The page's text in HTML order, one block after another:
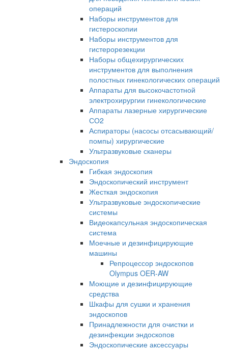
операций
Наборы инструментов для
гистероскопии
Наборы инструментов для
гистерорезекции
Наборы общехирургических
инструментов для выполнения
полостных гинекологических операций
Аппараты для высокочастотной
электрохирургии гинекологические
Аппараты лазерные хирургические
СО2
Аспираторы (насосы отсасывающий/
помпы) хирургические
Ультразвуковые сканеры
Эндоскопия
Гибкая эндоскопия
Эндоскопический инструмент
Жесткая эндоскопия
Ультразвуковые эндоскопические
системы
Видеокапсульная эндоскопическая
система
Моечные и дезинфицирующие
машины
Репроцессор эндоскопов
Olympus OER-AW
Моющие и дезинфицирующие
средства
Шкафы для сушки и хранения
эндоскопов
Принадлежности для очистки и
дезинфекции эндоскопов
Эндоскопические аксессуары